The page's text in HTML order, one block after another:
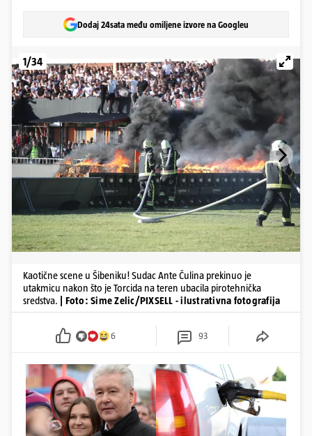
Dodaj 24sata među omiljene izvore na Googleu
1/34
Kaotične scene u Šibeniku! Sudac Ante Čulina prekinuo je
utakmicu nakon što je Torcida na teren ubacila pirotehnička
sredstva.
| Foto: Sime Zelic/PIXSELL - ilustrativna fotografija
6 93